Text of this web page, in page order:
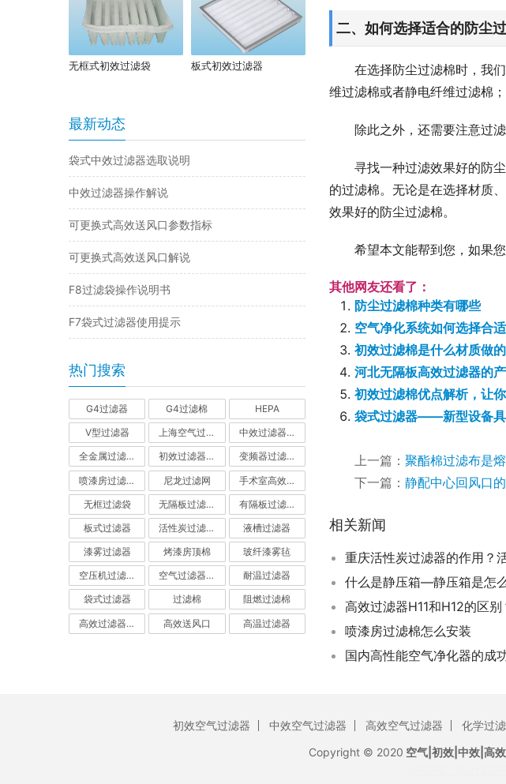
二、如何选择适合的防尘
在选择防尘过滤棉时，我
维过滤棉或者静电纤维过滤棉
除此之外，还需要注意过
寻找一种过滤效果好的防
的过滤棉。无论是在选择材质
效果好的防尘过滤棉。
希望本文能帮到您，如果
其他网友还看了：
防尘过滤棉种类有哪些
空气净化系统如何选择合
初效过滤棉是什么材质做
河北无隔板高效过滤器的
初效过滤棉优点解析，让
袋式过滤器——新型设备具
上一篇： 聚酯棉过滤布是
下一篇： 静配中心回风口
相关新闻
什么是静压箱—静压箱是怎
喷漆房过滤棉怎么安装
无框式初效过滤袋 板式初效过滤器
最新动态
袋式中效过滤器选取说明
中效过滤器操作解说
可更换式高效送风口参数指标
可更换式高效送风口解说
F8过滤袋操作说明书
F7袋式过滤器使用提示
热门搜索
G4过滤器 G4过滤棉 HEPA
V型过滤器 上海空气过滤器 中效过滤器-中效空气过滤器
全金属过滤器 初效过滤器-初效空气过滤器 变频器过滤器
喷漆房过滤棉 尼龙过滤网 手术室高效过滤器
无框过滤袋 无隔板过滤器 有隔板过滤器
板式过滤器 活性炭过滤器-活性炭空气过滤器 液槽过滤器
漆雾过滤器 烤漆房顶棉 玻纤漆雾毡
空压机过滤网 空气过滤器厂家 耐温过滤器
袋式过滤器 过滤棉 阻燃过滤棉
高效过滤器-高效空气过滤器 高效送风口 高温过滤器
初效空气过滤器 中效空气过滤器 高效空气过滤器 化学过
Copyright © 2020 空气|初效|中效|高